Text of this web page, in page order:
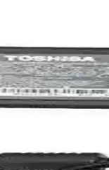
fanlı soğutmalı
İçin
için ideal,
İncelemesi ve
ve uygun